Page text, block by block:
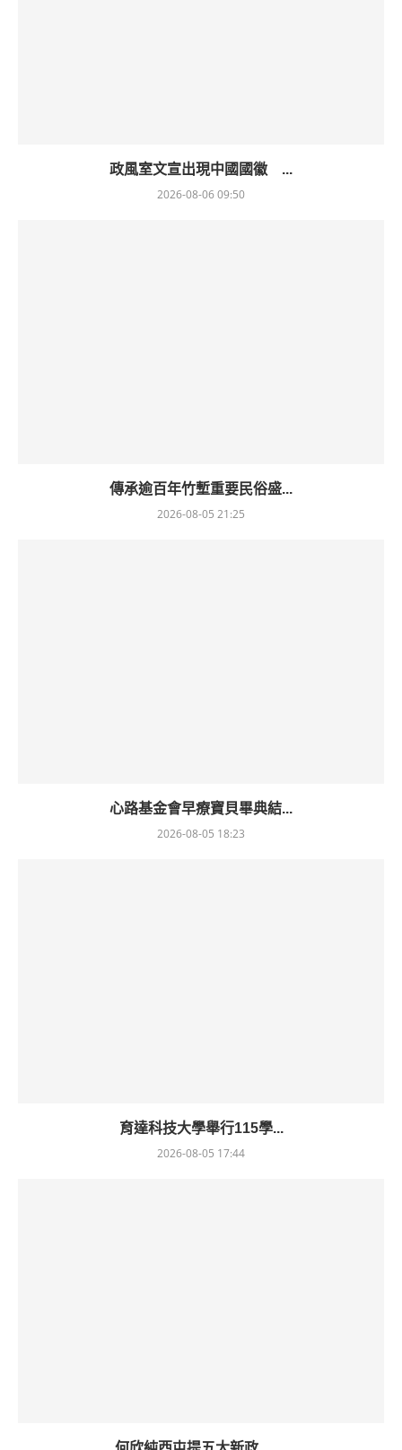
政風室文宣出現中國國徽 ...
2026-08-06 09:50
傳承逾百年竹塹重要民俗盛...
2026-08-05 21:25
心路基金會早療寶貝畢典結...
2026-08-05 18:23
育達科技大學舉行115學...
2026-08-05 17:44